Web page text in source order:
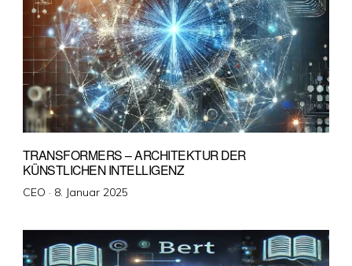
TRANSFORMERS – ARCHITEKTUR DER
KÜNSTLICHEN INTELLIGENZ
CEO · Veröffentlicht
8. Januar 2025